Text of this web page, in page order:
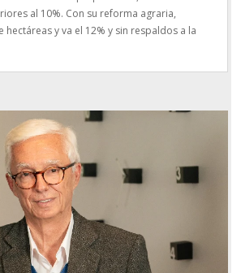
al 10%. Con su reforma agraria,
y va el 12% y sin respaldos a la